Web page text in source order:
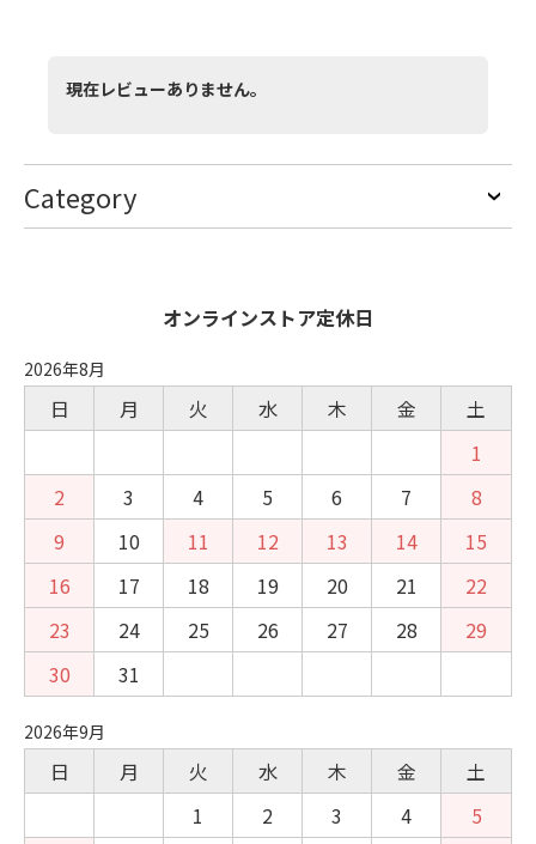
現在レビューありません。
Category
オンラインストア定休日
2026年8月
日 月 火 水 木 金
土
1
2
3 4 5 6 7
8
9
10 11 12 13 14
15
16
17 18 19 20 21
22
23
24 25 26 27 28
29
30
31
2026年9月
日 月 火 水 木 金
土
1
2 3 4
5